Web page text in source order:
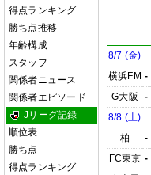
得点ランキング
勝ち点推移
年齢構成
スタッフ
関係者ニュース
関係者エピソード
Jリーグ記録
順位表
勝ち点
得点ランキング
8/7 (金)
横浜FM -
G大阪
-
8/8 (土)
柏
-
FC東京 -